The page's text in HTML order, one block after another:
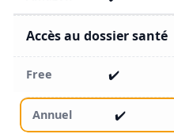
Accès au dossier santé
✔️
✔️